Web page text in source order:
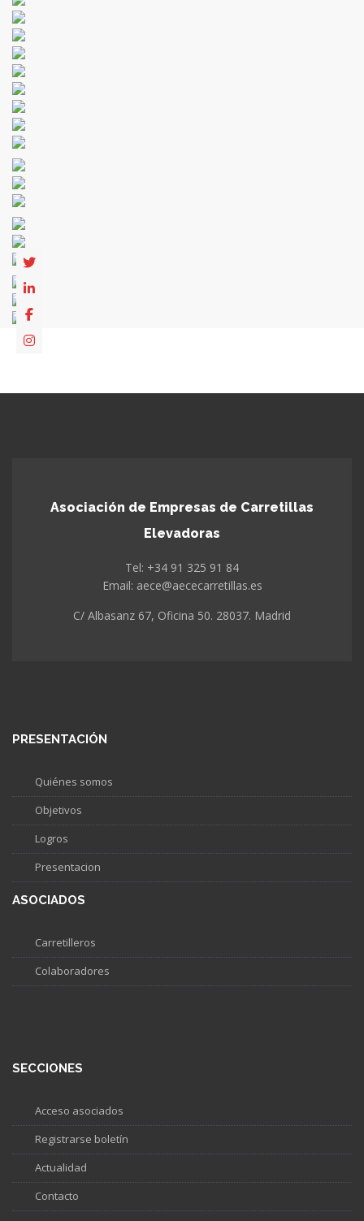
Asociación de Empresas de Carretillas
Elevadoras
Tel: +34 91 325 91 84
Email: aece@aececarretillas.es
C/ Albasanz 67, Oficina 50. 28037. Madrid
PRESENTACIÓN
Quiénes somos
Objetivos
Logros
Presentacion
ASOCIADOS
Carretilleros
Colaboradores
SECCIONES
Acceso asociados
Registrarse boletín
Actualidad
Contacto